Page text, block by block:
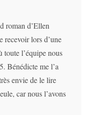
roman d’Ellen
recevoir lors d’une
toute l’équipe nous
Bénédicte me l’a
envie de le lire
car nous l’avons